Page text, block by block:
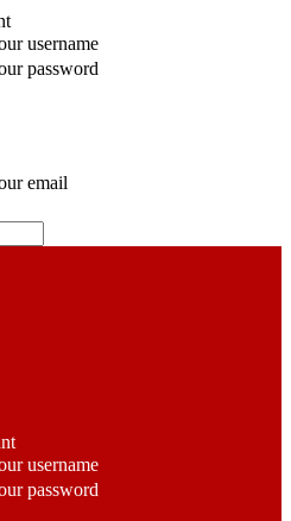
username
password
email
username
password